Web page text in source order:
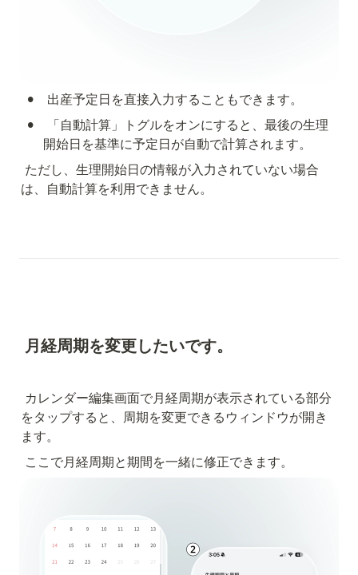
• 出産予定日を直接入力することもできます。
•
「自動計算」トグルをオンにすると、最後の生理
開始日を基準に予定日が自動で計算されます。
ただし、生理開始日の情報が入力されていない場合
は、自動計算を利用できません。
月経周期を変更したいです。
カレンダー編集画面で月経周期が表示されている部分
をタップすると、周期を変更できるウィンドウが開き
ます。
ここで月経周期と期間を一緒に修正できます。